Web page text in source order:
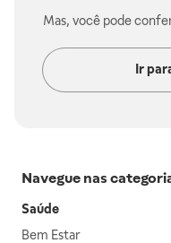
Mas, você pode
Ir
Navegue nas
Saúde
Bem Estar